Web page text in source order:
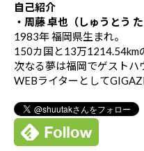
自己紹介
・周藤 卓也（しゅうとう た
1983年 福岡県生まれ。
150カ国と13万1214.54km
次なる夢は福岡でゲストハ
WEBライターとして